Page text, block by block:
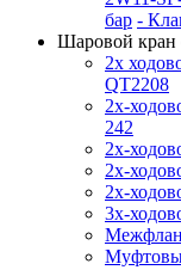
бар -
Шаровой кран
2x
QT2208
2x-
242
2x-
2x-
2x-
3x-